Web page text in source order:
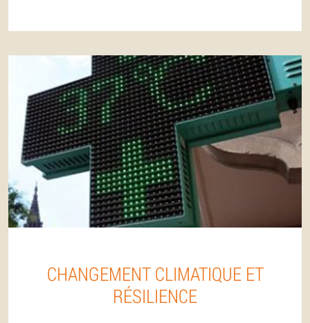
CHANGEMENT CLIMATIQUE ET
RÉSILIENCE